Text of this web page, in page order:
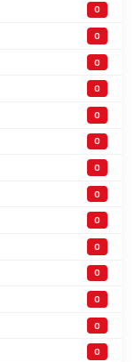
0
0
0
0
0
0
0
0
0
0
0
0
0
0